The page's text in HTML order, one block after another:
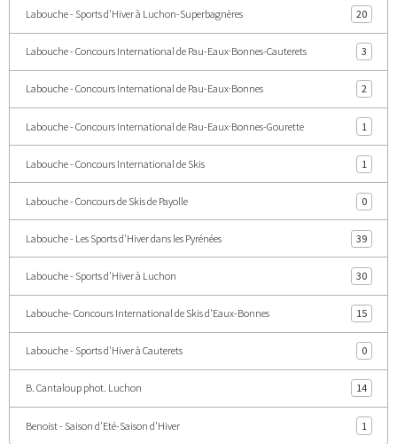
Labouche - Sports d'Hiver à Luchon-Superbagnères 20
Labouche - Concours International de Pau-Eaux·Bonnes-Cauterets 3
Labouche - Concours International de Pau-Eaux·Bonnes 2
Labouche - Concours International de Pau-Eaux·Bonnes-Gourette 1
Labouche - Concours International de Skis 1
Labouche - Concours de Skis de Payolle 0
Labouche - Les Sports d'Hiver dans les Pyrénées 39
Labouche - Sports d'Hiver à Luchon 30
Labouche- Concours International de Skis d'Eaux-Bonnes 15
Labouche - Sports d'Hiver à Cauterets 0
B. Cantaloup phot. Luchon 14
Benoist - Saison d'Eté-Saison d'Hiver 1